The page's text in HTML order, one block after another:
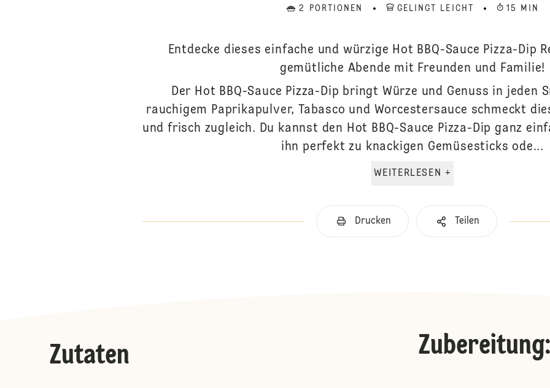
2 PORTIONEN GELINGT LEICHT 15 MIN
Entdecke dieses einfache und würzige Hot BBQ-Sauce Pizza-Dip
gemütliche Abende mit Freunden und Familie!
Der Hot BBQ-Sauce Pizza-Dip bringt Würze und Genuss in jeden
rauchigem Paprikapulver, Tabasco und Worcestersauce schmeckt
und frisch zugleich. Du kannst den Hot BBQ-Sauce Pizza-Dip ganz
ihn perfekt zu knackigen Gemüsesticks ode...
WEITERLESEN +
Drucken Teilen
Zutaten Zubereitung: